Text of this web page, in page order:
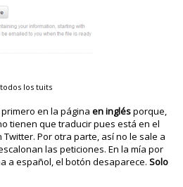
los tuits
en la páginaen inglésporque,
tienen que traducir pues está en el
Por otra parte, así no le sale a
las peticiones. En la mía por
a español, el botón desaparece.Solo